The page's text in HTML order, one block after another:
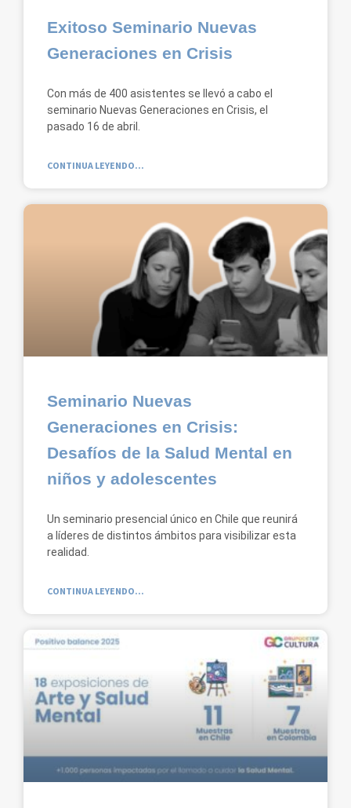
Exitoso Seminario Nuevas
Generaciones en Crisis
Con más de 400 asistentes se llevó a cabo el
seminario Nuevas Generaciones en Crisis, el
pasado 16 de abril.
CONTINUA LEYENDO...
Seminario Nuevas
Generaciones en Crisis:
Desafíos de la Salud Mental en
niños y adolescentes
Un seminario presencial único en Chile que reunirá
a líderes de distintos ámbitos para visibilizar esta
realidad.
CONTINUA LEYENDO...